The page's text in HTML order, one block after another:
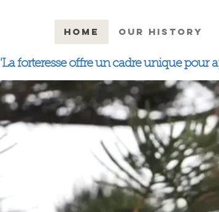
HOME OUR HISTORY
'La forteresse offre un cadre unique pour